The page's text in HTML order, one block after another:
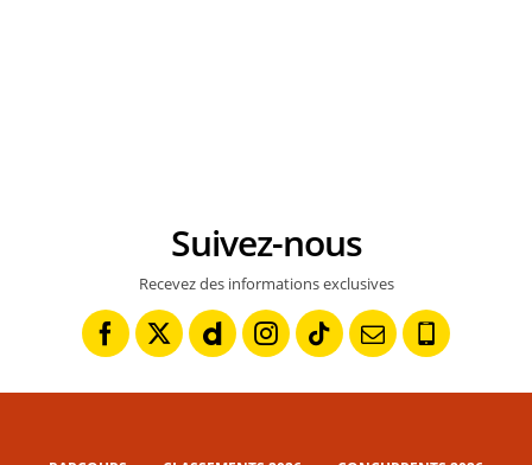
Suivez-nous
Recevez des informations exclusives